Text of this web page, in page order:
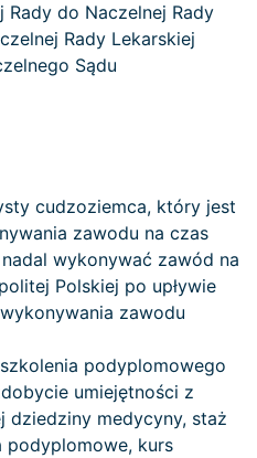
do Naczelnej Rady
Rady Lekarskiej
Sądu
cudzoziemca, który jest
zawodu na czas
wykonywać zawód na
Polskiej po upływie
zawodu
podyplomowego
umiejętności z
dziedziny medycyny, staż
podyplomowe, kurs